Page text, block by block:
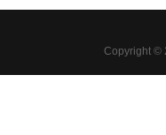
Copyright ©